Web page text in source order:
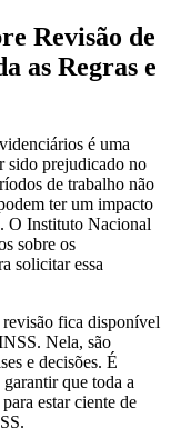
Revisão de
as Regras e
é uma
sido prejudicado no
de trabalho não
ter um impacto
O Instituto Nacional
sobre os
solicitar essa
fica disponível
Nela, são
e decisões. É
que toda a
estar ciente de